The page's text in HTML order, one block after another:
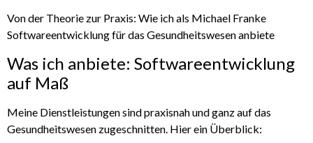
Von der Theorie zur Praxis: Wie ich als Michael Franke
Softwareentwicklung für das Gesundheitswesen anbiete
Was ich anbiete: Softwareentwicklung
auf Maß
Meine Dienstleistungen sind praxisnah und ganz auf das
Gesundheitswesen zugeschnitten. Hier ein Überblick: